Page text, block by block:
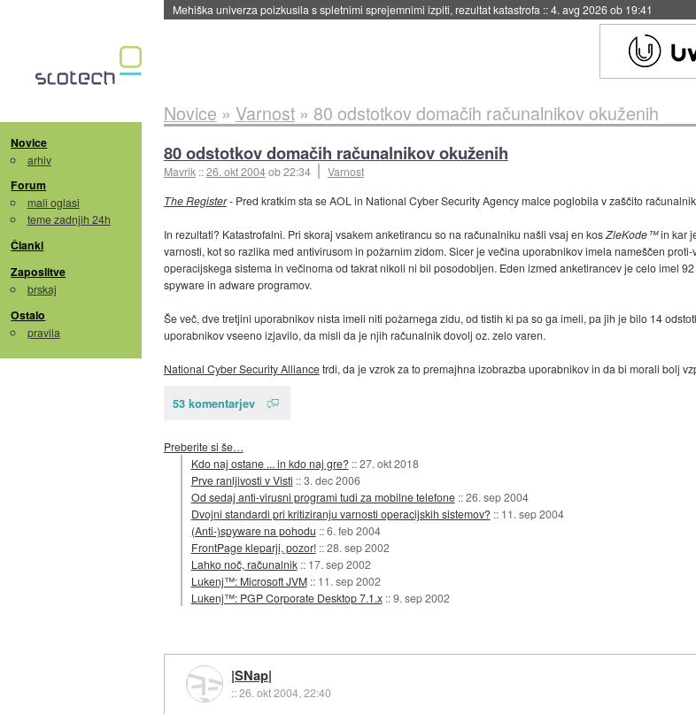
Evropska vesoljska agencija razvija svojo raketo za večkratno uporabo::4. avg 2026 ob 19:41
Novice
arhiv
Forum
mali oglasi
teme zadnjih 24h
Članki
Zaposlitve
brskaj
Ostalo
pravila
Novice » Varnost» 80 odstotkov domačih računalnikov okuženih
80 odstotkov domačih računalnikov okuženih
Mavrik ::26. okt 2004ob 22:34
Varnost
The Register- Pred kratkim sta se AOL in National Cyber Security Agency malce poglobila v zaščito
In rezultati? Katastrofalni. Pri skoraj vsakem anketirancu so na računalniku našli vsaj en kosZleKode™in kar
varnosti, kot so razlika med antivirusom in požarnim zidom. Sicer je večina uporabnikov imela nameščen
operacijskega sistema in večinoma od takrat nikoli ni bil posodobljen. Eden izmed anketirancev je celo imel
spyware in adware programov.
Še več, dve tretjini uporabnikov nista imeli niti požarnega zidu, od tistih ki pa so ga imeli, pa jih je bilo 14
uporabnikov vseeno izjavilo, da misli da je njih računalnik dovolj oz. zelo varen.
National Cyber Security Alliancetrdi, da je vzrok za to premajhna izobrazba uporabnikov in da bi morali bolj
53 komentarjev
Preberite si še…
Kdo naj ostane ... in kdo naj gre? ::27. okt 2018
Prve ranljivosti v Visti ::3. dec 2006
Od sedaj anti-virusni programi tudi za mobilne telefone ::26. sep 2004
Dvojni standardi pri kritiziranju varnosti operacijskih sistemov? :: 11. sep 2004
(Anti-)spyware na pohodu ::6. feb 2004
FrontPage kleparji, pozor! ::28. sep 2002
Lahko noč, računalnik :: 17. sep 2002
Lukenj™: Microsoft JVM :: 11. sep 2002
Lukenj™: PGP Corporate Desktop 7.1.x ::9. sep 2002
|SNap|
::26. okt 2004, 22:40